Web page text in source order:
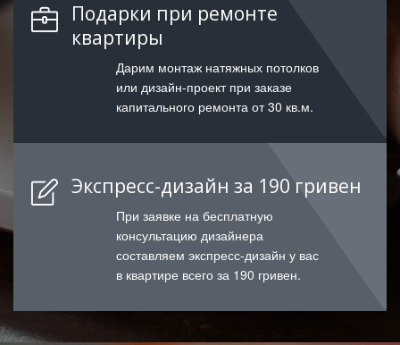
Подарки при ремонте
квартиры
Дарим монтаж натяжных потолков
или дизайн-проект при заказе
капитального ремонта от 30 кв.м.
Экспресс-дизайн за 190 гривен
При заявке на бесплатную
консультацию дизайнера
составляем экспресс-дизайн у вас
в квартире всего за 190 гривен.